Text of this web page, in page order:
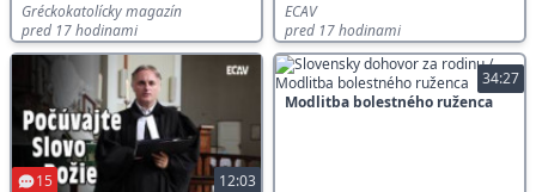
Gréckokatolícky magazín
pred 17 hodinami
ECAV
pred 17 hodinami
12:03
15
34:27
Modlitba bolestného ruženca